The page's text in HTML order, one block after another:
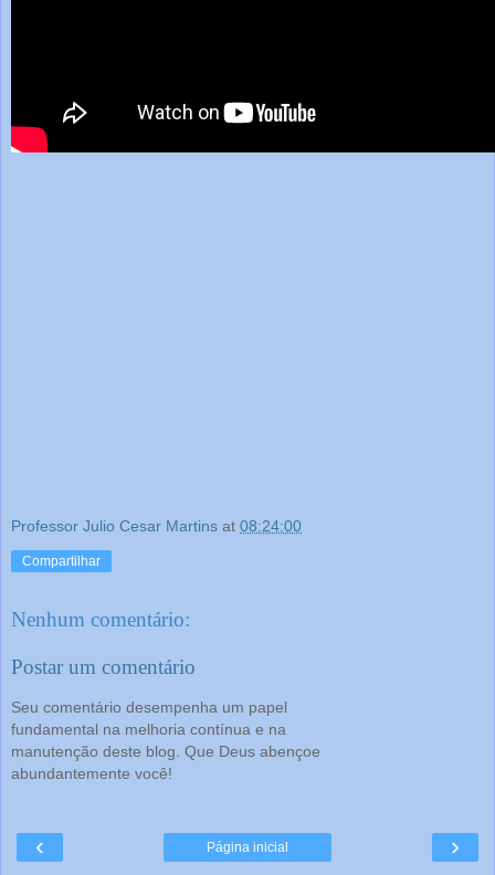
Professor Julio Cesar Martins at 08:24:00
Compartilhar
Nenhum comentário:
Postar um comentário
Seu comentário desempenha um papel
fundamental na melhoria contínua e na
manutenção deste blog. Que Deus abençoe
abundantemente você!
‹ ›
Página inicial